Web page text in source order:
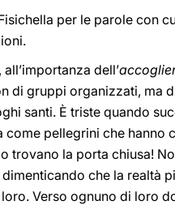
per le parole con
dell’
di gruppi organizzati, ma
santi. È triste quando
come pellegrini che hanno
trovano la porta chiusa!
che la realtà
Verso ognuno di loro